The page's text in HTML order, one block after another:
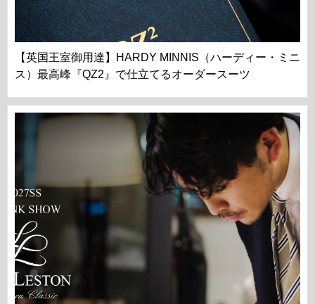
【英国王室御用達】HARDY MINNIS（ハーディー・ミニ
ス）最高峰『QZ2』で仕立てるオーダースーツ